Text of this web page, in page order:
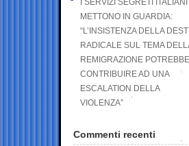
I SERVIZI SEGRETI ITALIANI
METTONO IN GUARDIA:
“L’INSISTENZA DELLA
RADICALE SUL TEMA
REMIGRAZIONE POTREBBE
CONTRIBUIRE AD UNA
ESCALATION DELLA
VIOLENZA”
Commenti recenti